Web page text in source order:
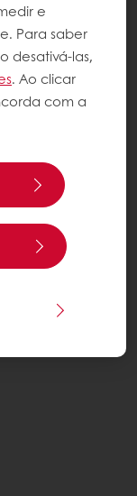
e
Para saber
desativá-las,
. Ao clicar
com a